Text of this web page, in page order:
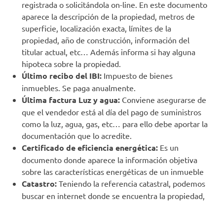
registrada o solicitándola on-line. En este documento
aparece la descripción de la propiedad, metros de
superficie, localización exacta, límites de la
propiedad, año de construcción, información del
titular actual, etc… Además informa si hay alguna
hipoteca sobre la propiedad.
Último recibo del IBI: Impuesto de bienes
inmuebles. Se paga anualmente.
Última factura Luz y agua: Conviene asegurarse de
que el vendedor está al día del pago de suministros
como la luz, agua, gas, etc… para ello debe aportar la
documentación que lo acredite.
Certificado de eficiencia energética: Es un
documento donde aparece la información objetiva
sobre las características energéticas de un inmueble
Catastro: Teniendo la referencia catastral, podemos
buscar en internet donde se encuentra la propiedad,